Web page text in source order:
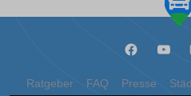
Ratgeber FAQ Presse